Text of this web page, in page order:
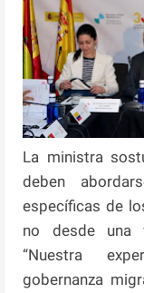
La ministra
deben
específicas de
no desde una
“Nuestra
gobernanza